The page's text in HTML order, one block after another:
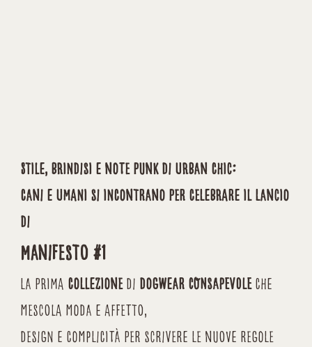
Stile, brindisi e note punk di urban chic:
cani e umani si incontrano per celebrare il lancio
di
Manifesto #1
la prima collezionedi dogwear CONSAPEVOLEche
mescola moda e affetto,
design e complicità per scrivere le nuove regole